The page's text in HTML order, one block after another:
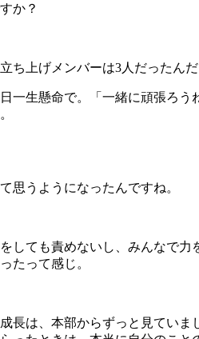
か？
ち上げメンバーは3人だったん
一生懸命で。「一緒に頑張ろ
思うようになったんですね。
しても責めないし、みんなで
たって感じ。
長は、本部からずっと見てい